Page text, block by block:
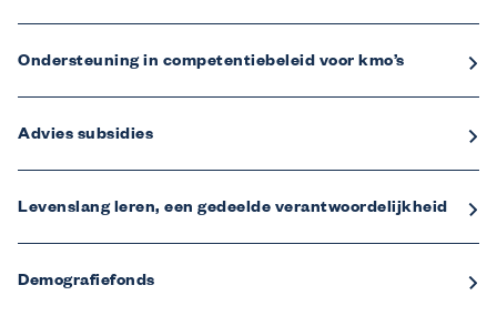
Ondersteuning in competentiebeleid voor kmo’s
Advies subsidies
Levenslang leren, een gedeelde verantwoordelijkheid
Demografiefonds